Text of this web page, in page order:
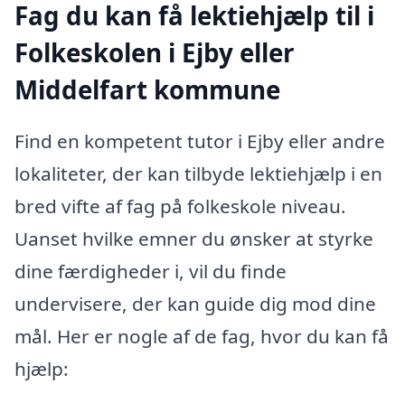
Fag du kan få lektiehjælp til i
Folkeskolen i Ejby eller
Middelfart kommune
Find en kompetent tutor i Ejby eller andre
lokaliteter, der kan tilbyde lektiehjælp i en
bred vifte af fag på folkeskole niveau.
Uanset hvilke emner du ønsker at styrke
dine færdigheder i, vil du finde
undervisere, der kan guide dig mod dine
mål. Her er nogle af de fag, hvor du kan få
hjælp: